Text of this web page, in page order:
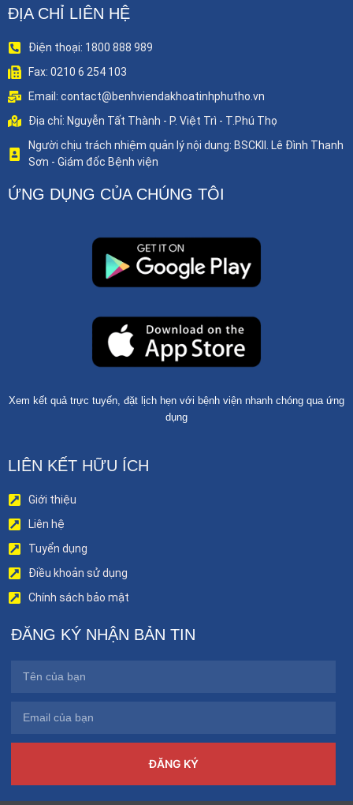
ĐỊA CHỈ LIÊN HỆ
Điện thoại: 1800 888 989
Fax: 0210 6 254 103
Email: contact@benhviendakhoatinhphutho.vn
Địa chỉ: Nguyễn Tất Thành - P. Việt Trì - T.Phú Thọ
Người chịu trách nhiệm quản lý nội dung: BSCKII. Lê Đình Thanh
Sơn - Giám đốc Bệnh viện
ỨNG DỤNG CỦA CHÚNG TÔI
Xem kết quả trực tuyến, đặt lịch hẹn với bệnh viện nhanh chóng qua ứng
dụng
LIÊN KẾT HỮU ÍCH
Giới thiệu
Liên hệ
Tuyển dụng
Điều khoản sử dụng
Chính sách bảo mật
ĐĂNG KÝ NHẬN BẢN TIN
ĐĂNG KÝ